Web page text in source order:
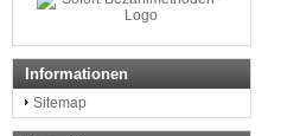
Informationen
Sitemap